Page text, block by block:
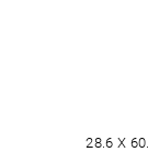
28.6 X